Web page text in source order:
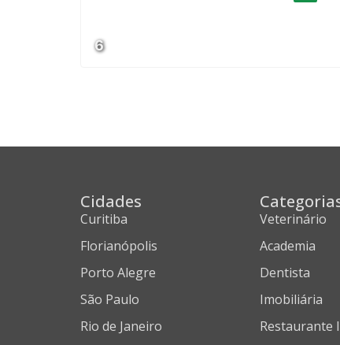
6
Cidades
Curitiba
Florianópolis
Porto Alegre
São Paulo
Rio de Janeiro
Veterinário
Academia
Dentista
Imobiliária
Restaurante